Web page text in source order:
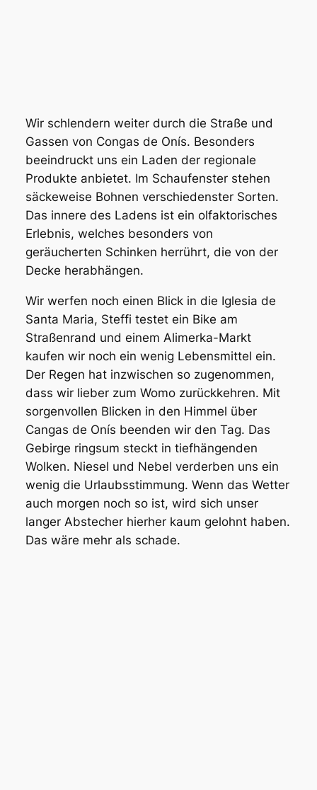
Wir schlendern weiter durch die Straße und
Gassen von Congas de Onís. Besonders
beeindruckt uns ein Laden der regionale
Produkte anbietet. Im Schaufenster stehen
säckeweise Bohnen verschiedenster Sorten.
Das innere des Ladens ist ein olfaktorisches
Erlebnis, welches besonders von
geräucherten Schinken herrührt, die von der
Decke herabhängen.
Wir werfen noch einen Blick in die Iglesia de
Santa Maria, Steffi testet ein Bike am
Straßenrand und einem Alimerka-Markt
kaufen wir noch ein wenig Lebensmittel ein.
Der Regen hat inzwischen so zugenommen,
dass wir lieber zum Womo zurückkehren. Mit
sorgenvollen Blicken in den Himmel über
Cangas de Onís beenden wir den Tag. Das
Gebirge ringsum steckt in tiefhängenden
Wolken. Niesel und Nebel verderben uns ein
wenig die Urlaubsstimmung. Wenn das Wetter
auch morgen noch so ist, wird sich unser
langer Abstecher hierher kaum gelohnt haben.
Das wäre mehr als schade.